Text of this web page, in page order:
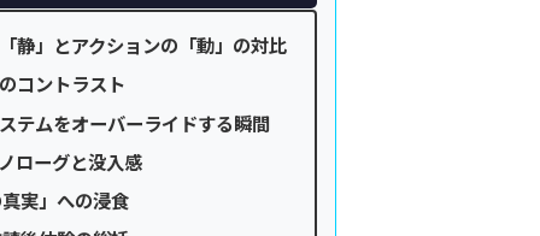
静」とアクションの「動」の対比
コントラスト
テムをオーバーライドする瞬間
ローグと没入感
実」への浸食